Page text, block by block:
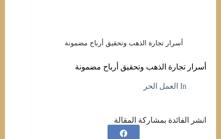
أسرار تجارة الذهب وتحقيق أرباح مضمونة
أسرار تجارة الذهب وتحقيق أرباح مضمونة
In العمل الحر
انشر الفائدة بمشاركة المقالة